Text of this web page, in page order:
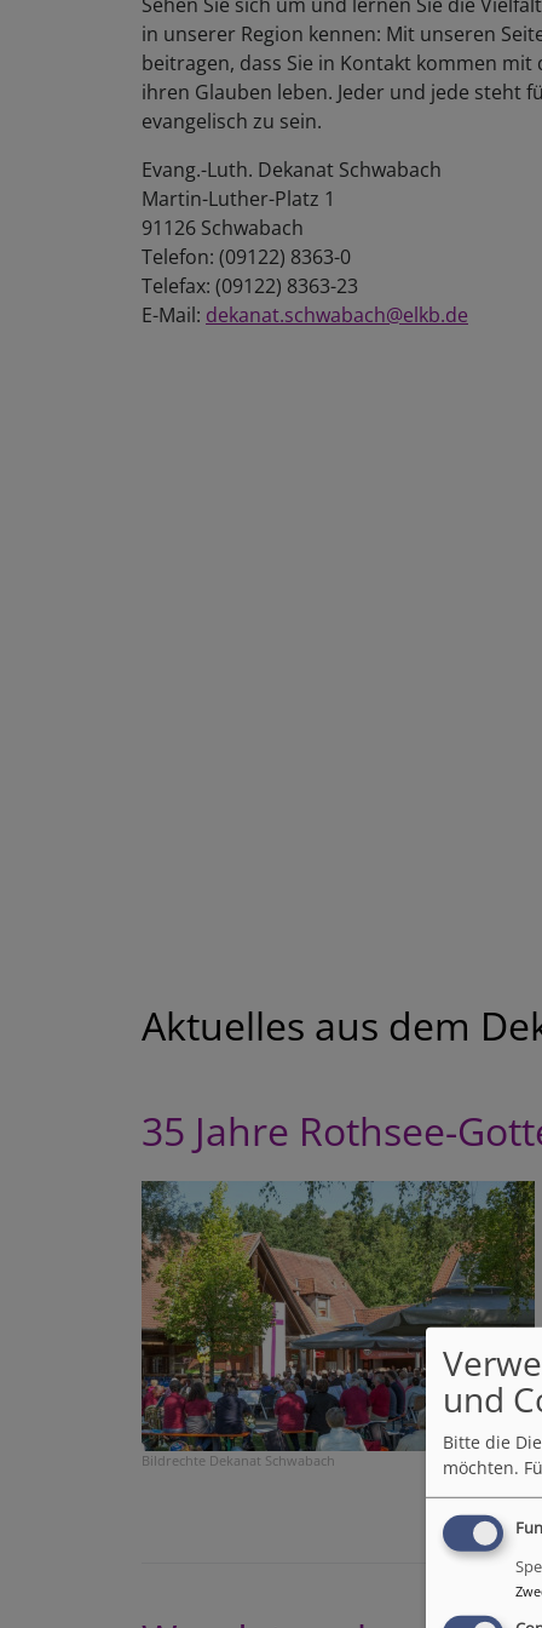
in unserer Region kennen: Mit unseren
beitragen, dass Sie in Kontakt kommen
ihren Glauben leben. Jeder und jede steht
evangelisch zu sein.
Evang.-Luth. Dekanat Schwabach
Martin-Luther-Platz 1
91126 Schwabach
Telefon: (09122) 8363-0
Telefax: (09122) 8363-23
E-Mail: dekanat.schwabach@elkb.de
Aktuelles aus dem
35 Jahre Rothsee-
Bildrechte Dekanat Schwabach
und
Bitte die
möchten.